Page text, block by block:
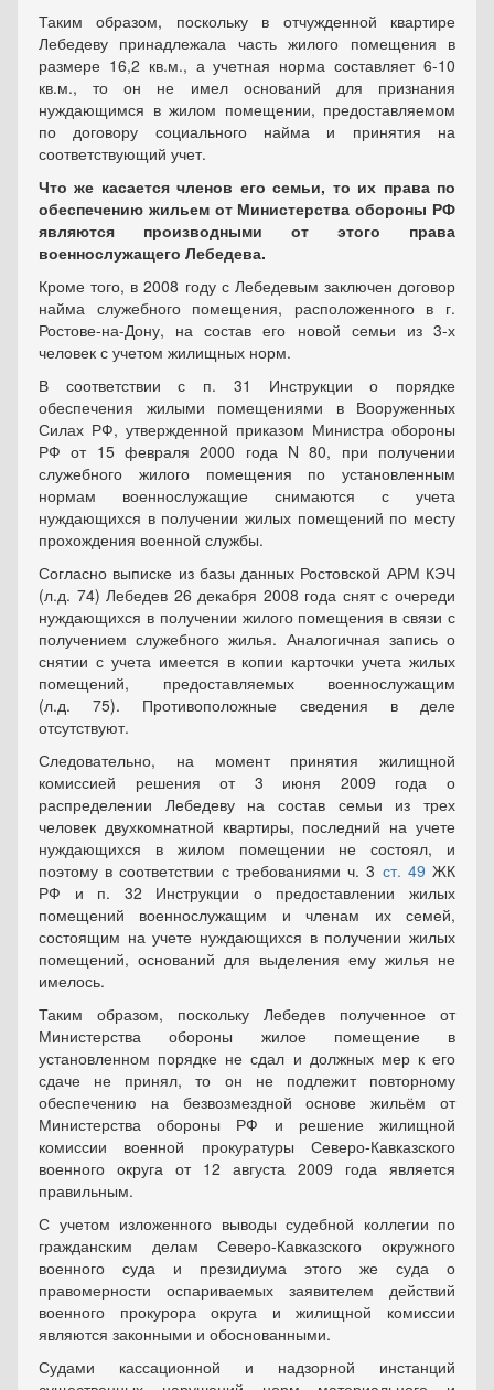
Таким образом, поскольку в отчужденной квартире
Лебедеву принадлежала часть жилого помещения в
размере 16,2 кв.м., а учетная норма составляет 6-10
кв.м., то он не имел оснований для признания
нуждающимся в жилом помещении, предоставляемом
по договору социального найма и принятия на
соответствующий учет.
Что же касается членов его семьи, то их права по
обеспечению жильем от Министерства обороны РФ
являются производными от этого права
военнослужащего Лебедева.
Кроме того, в 2008 году с Лебедевым заключен договор
найма служебного помещения, расположенного в г.
Ростове-на-Дону, на состав его новой семьи из 3-х
человек с учетом жилищных норм.
В соответствии с п. 31 Инструкции о порядке
обеспечения жилыми помещениями в Вооруженных
Силах РФ, утвержденной приказом Министра обороны
РФ от 15 февраля 2000 года N 80, при получении
служебного жилого помещения по установленным
нормам военнослужащие снимаются с учета
нуждающихся в получении жилых помещений по месту
прохождения военной службы.
Согласно выписке из базы данных Ростовской АРМ КЭЧ
(л.д. 74) Лебедев 26 декабря 2008 года снят с очереди
нуждающихся в получении жилого помещения в связи с
получением служебного жилья. Аналогичная запись о
снятии с учета имеется в копии карточки учета жилых
помещений, предоставляемых военнослужащим
(л.д. 75). Противоположные сведения в деле
отсутствуют.
Следовательно, на момент принятия жилищной
комиссией решения от 3 июня 2009 года о
распределении Лебедеву на состав семьи из трех
человек двухкомнатной квартиры, последний на учете
нуждающихся в жилом помещении не состоял, и
поэтому в соответствии с требованиями ч. 3 ст. 49 ЖК
РФ и п. 32 Инструкции о предоставлении жилых
помещений военнослужащим и членам их семей,
состоящим на учете нуждающихся в получении жилых
помещений, оснований для выделения ему жилья не
имелось.
Таким образом, поскольку Лебедев полученное от
Министерства обороны жилое помещение в
установленном порядке не сдал и должных мер к его
сдаче не принял, то он не подлежит повторному
обеспечению на безвозмездной основе жильём от
Министерства обороны РФ и решение жилищной
комиссии военной прокуратуры Северо-Кавказского
военного округа от 12 августа 2009 года является
правильным.
С учетом изложенного выводы судебной коллегии по
гражданским делам Северо-Кавказского окружного
военного суда и президиума этого же суда о
правомерности оспариваемых заявителем действий
военного прокурора округа и жилищной комиссии
являются законными и обоснованными.
Судами кассационной и надзорной инстанций